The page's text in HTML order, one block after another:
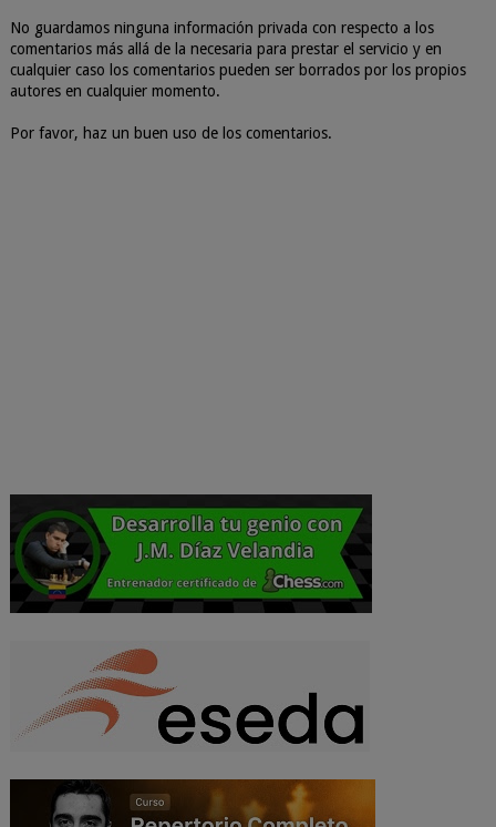
No guardamos ninguna información privada con respecto a los
comentarios más allá de la necesaria para prestar el servicio y en
cualquier caso los comentarios pueden ser borrados por los propios
autores en cualquier momento.
Por favor, haz un buen uso de los comentarios.